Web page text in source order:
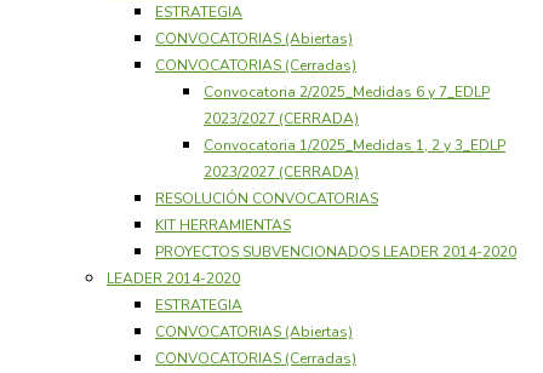
ESTRATEGIA
CONVOCATORIAS (Abiertas)
CONVOCATORIAS (Cerradas)
Convocatoria 2/2025_Medidas 6 y 7_EDLP
2023/2027 (CERRADA)
Convocatoria 1/2025_Medidas 1, 2 y 3_EDLP
2023/2027 (CERRADA)
RESOLUCIÓN CONVOCATORIAS
KIT HERRAMIENTAS
PROYECTOS SUBVENCIONADOS LEADER 2014-2020
LEADER 2014-2020
ESTRATEGIA
CONVOCATORIAS (Abiertas)
CONVOCATORIAS (Cerradas)